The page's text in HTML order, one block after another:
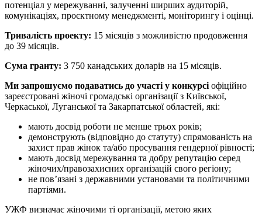
потенціал у мережуванні, залученні ширших аудиторій,
комунікаціях, проєктному менеджменті, моніторингу і оцінці.
Тривалість проекту: 15 місяців з можливістю продовження
до 39 місяців.
Сума гранту: 3 750 канадських доларів на 15 місяців.
Ми запрошуємо подаватись до участі у конкурсі офіційно
зареєстровані жіночі громадські організації з Київської,
Черкаської, Луганської та Закарпатської областей, які:
мають досвід роботи не менше трьох років;
демонструють (відповідно до статуту) спрямованість на
захист прав жінок та/або просування гендерної рівності;
мають досвід мережування та добру репутацію серед
жіночих/правозахисних організацій свого регіону;
не пов’язані з державними установами та політичними
партіями.
УЖФ визначає жіночими ті організації, метою яких